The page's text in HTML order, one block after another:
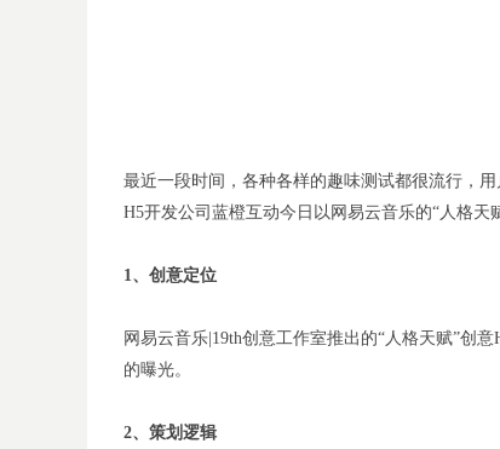
最近一段时间，各种各样的趣味测试都很流行，
H5开发公司 蓝橙互动今日以网易云音乐的“人格天
1 、 创意定位
网易云音乐|19th创意工作室推出的“人格天赋”创
的曝光。
2、 策划逻辑